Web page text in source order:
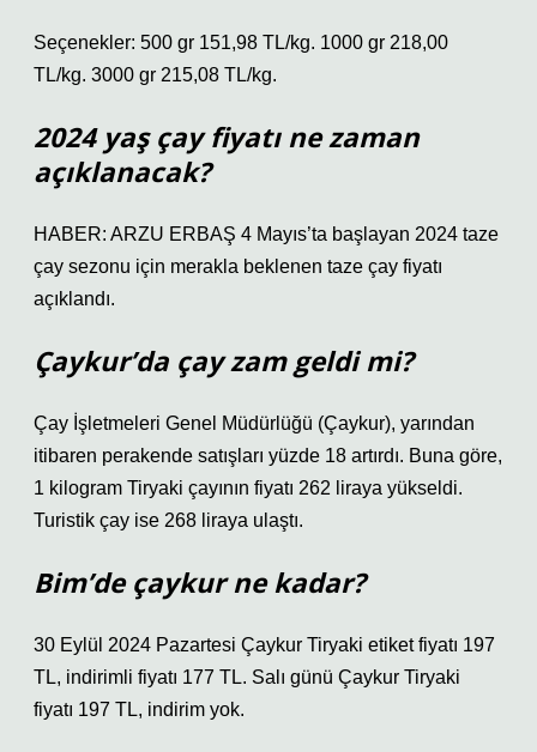
Seçenekler: 500 gr 151,98 TL/kg. 1000 gr 218,00
TL/kg. 3000 gr 215,08 TL/kg.
2024 yaş çay fiyatı ne zaman
açıklanacak?
HABER: ARZU ERBAŞ 4 Mayıs’ta başlayan 2024 taze
çay sezonu için merakla beklenen taze çay fiyatı
açıklandı.
Çaykur’da çay zam geldi mi?
Çay İşletmeleri Genel Müdürlüğü (Çaykur), yarından
itibaren perakende satışları yüzde 18 artırdı. Buna göre,
1 kilogram Tiryaki çayının fiyatı 262 liraya yükseldi.
Turistik çay ise 268 liraya ulaştı.
Bim’de çaykur ne kadar?
30 Eylül 2024 Pazartesi Çaykur Tiryaki etiket fiyatı 197
TL, indirimli fiyatı 177 TL. Salı günü Çaykur Tiryaki
fiyatı 197 TL, indirim yok.